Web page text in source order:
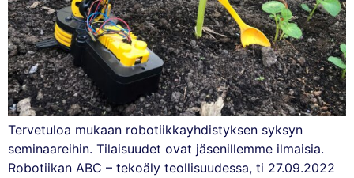
Tervetuloa mukaan robotiikkayhdistyksen syksyn
seminaareihin. Tilaisuudet ovat jäsenillemme ilmaisia.
Robotiikan ABC – tekoäly teollisuudessa, ti 27.09.2022